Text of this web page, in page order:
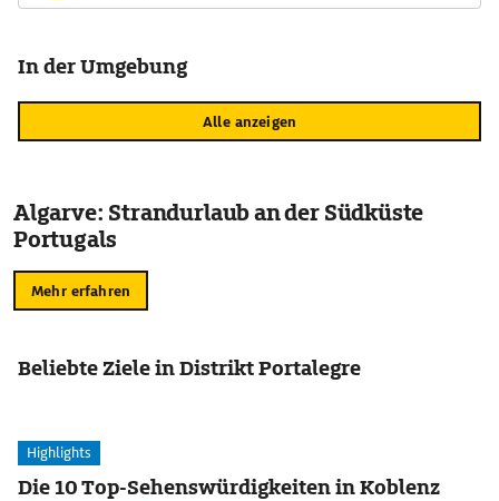
In der Umgebung
Alle anzeigen
Algarve: Strandurlaub an der Südküste
Portugals
Mehr erfahren
Beliebte Ziele in Distrikt Portalegre
Highlights
Die 10 Top-Sehenswürdigkeiten in Koblenz